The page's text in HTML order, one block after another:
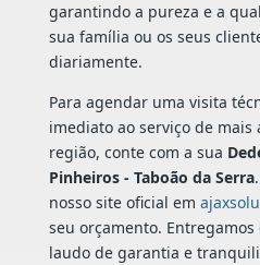
garantindo a pureza e a
sua família ou os seus
diariamente.
Para agendar uma visita
imediato ao serviço de
região, conte com a sua
Pinheiros - Taboão da Serra
nosso site oficial em
seu orçamento. Entregamos
laudo de garantia e